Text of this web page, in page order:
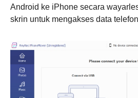
Android ke iPhone secara
skrin untuk mengakses data